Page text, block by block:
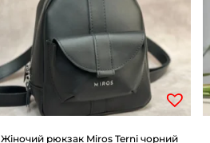
Жіночий рюкзак Miros Terni чорний